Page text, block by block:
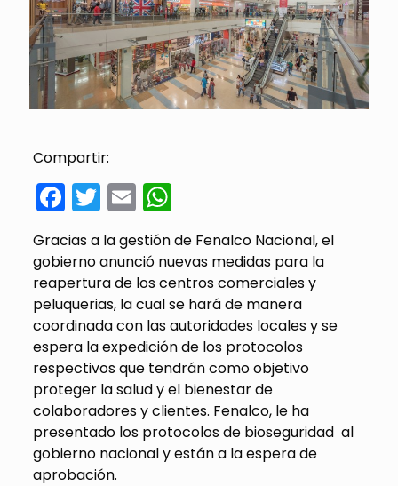
Compartir:
Facebook
Twitter
EmailWhatsApp
Gracias a la gestión de Fenalco Nacional, el
gobierno anunció nuevas medidas para la
reapertura de los centros comerciales y
peluquerias, la cual se hará de manera
coordinada con las autoridades locales y se
espera la expedición de los protocolos
respectivos que tendrán como objetivo
proteger la salud y el bienestar de
colaboradores y clientes. Fenalco, le ha
presentado los protocolos de bioseguridad al
gobierno nacional y están a la espera de
aprobación.